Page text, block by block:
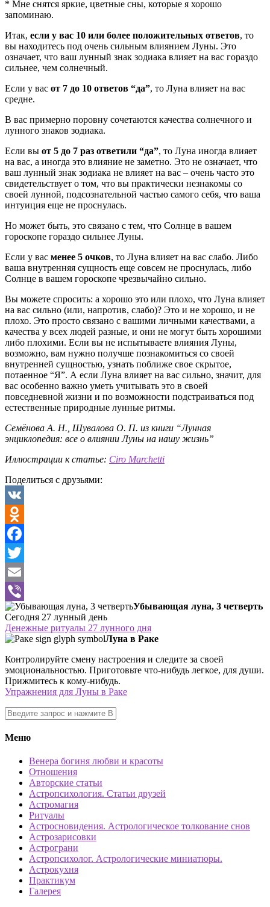
* Мне снятся яркие, цветные сны, которые я хорошо
запоминаю.
Итак, если у вас 10 или более положительных ответов, то
вы находитесь под очень сильным влиянием Луны. Это
означает, что ваш лунный знак зодиака влияет на вас гораздо
сильнее, чем солнечный.
Если у вас от 7 до 10 ответов “да”, то Луна влияет на вас
средне.
В вас примерно поровну сочетаются качества солнечного и
лунного знаков зодиака.
Если вы от 5 до 7 раз ответили “да”, то Луна иногда влияет
на вас, а иногда это влияние не заметно. Это не означает, что
ваш лунный знак зодиака не влияет на вас – очень часто это
свидетельствует о том, что вы практически незнакомы со
своей лунной, подсознательной частью самого себя, что ваша
интуиция еще не проснулась.
Но может быть, это связано с тем, что Солнце в вашем
гороскопе гораздо сильнее Луны.
Если у вас менее 5 очков, то Луна влияет на вас слабо. Либо
ваша внутренняя сущность еще совсем не проснулась, либо
Солнце в вашем гороскопе чрезвычайно сильно.
Вы можете спросить: а хорошо это или плохо, что Луна влияет
на вас сильно (или, напротив, слабо)? Это и не хорошо, и не
плохо. Это просто связано с вашими личными качествами, а
качества у всех людей разные, и они не могут быть хорошими
либо плохими. Если вы не испытываете влияния Луны,
возможно, вам нужно получше познакомиться со своей
внутренней сущностью, узнать поближе свое скрытое,
потаенное “Я”. А если Луна влияет на вас сильно, значит, для
вас особенно важно уметь учитывать это в своей
повседневной жизни и по возможности подстраиваться под
естественные природные лунные ритмы.
Семёнова А. Н., Шувалова О. П. из книги “Лунная
энциклопедия: все о влиянии Луны на нашу жизнь”
Иллюстрации к статье: Ciro Marchetti
Поделиться с друзьями:
VK
Odnoklassniki
Facebook
Twitter
Email
Viber
Убывающая луна, 3 четверть
Сегодня 27 лунный день
Денежные ритуалы 27 лунного дня
Луна в Раке
Контролируйте смену настроения и следите за своей
эмоциональностью. Приготовьте что-нибудь легкое, для души.
Прижмитесь к кому-нибудь.
Упражнения для Луны в Раке
Меню
Венера богиня любви и красоты
Отношения
Авторские статьи
Астропсихология. Статьи друзей
Астромагия
Ритуалы
Астросновидения. Астрологическое толкование снов
Астрозарисовки
Астрограни
Астропсихолог. Астрологические миниатюры.
Астрокухня
Практикум
Галерея